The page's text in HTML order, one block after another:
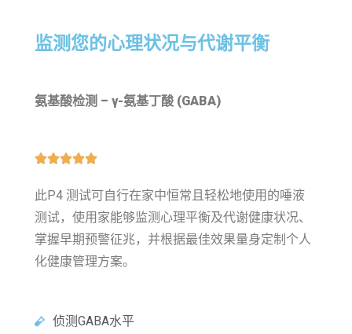
监测您的心理状况与代谢平衡
氨基酸检测 – γ-氨基丁酸 (GABA)

此P4 测试可自行在家中恒常且轻松地使用的唾液
测试，使用家能够监测心理平衡及代谢健康状况、
掌握早期预警征兆，并根据最佳效果量身定制个人
化健康管理方案。
侦测GABA水平